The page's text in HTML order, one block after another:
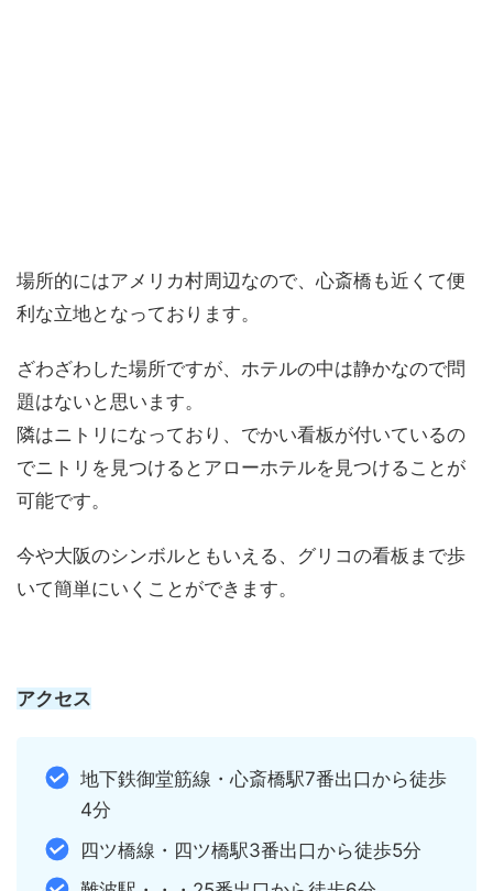
場所的にはアメリカ村周辺なので、心斎橋も近くて便
利な立地となっております。
ざわざわした場所ですが、ホテルの中は静かなので問
題はないと思います。
隣はニトリになっており、でかい看板が付いているの
でニトリを見つけるとアローホテルを見つけることが
可能です。
今や大阪のシンボルともいえる、グリコの看板まで歩
いて簡単にいくことができます。
アクセス
地下鉄御堂筋線・心斎橋駅7番出口から徒歩
4分
四ツ橋線・四ツ橋駅3番出口から徒歩5分